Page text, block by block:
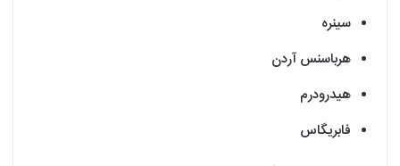
سینره
هرباسنس آردن
هیدرودرم
فابریگاس